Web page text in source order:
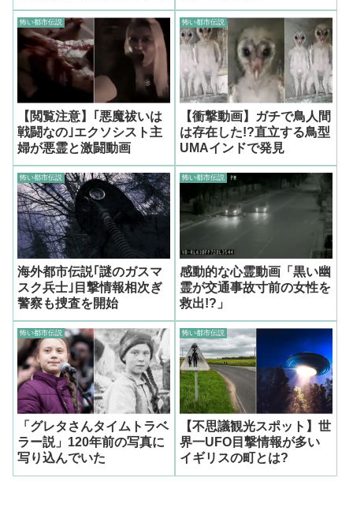
クスとは?
怖い都市伝説
【閲覧注意】｢悪魔祓いは
戦闘なの｣エクソシスト主
婦が悪霊と激闘動画
怖い都市伝説
【衝撃動画】ガチで鳥人間
は存在した!?直立する鳥型
UMAインドで発見
怖い都市伝説
海外都市伝説｢謎のガスマ
スク兵士｣目撃情報相次ぎ
警察も捜査を開始
怖い都市伝説
感動的な心霊動画「黒い幽
霊が交通事故寸前の女性を
救出!?」
怖い都市伝説
「グレタさんタイムトラベ
ラー説」120年前の写真に
写り込んでいた
怖い都市伝説
【不思議観光スポット】世
界一UFO目撃情報が多い
イギリスの町とは?